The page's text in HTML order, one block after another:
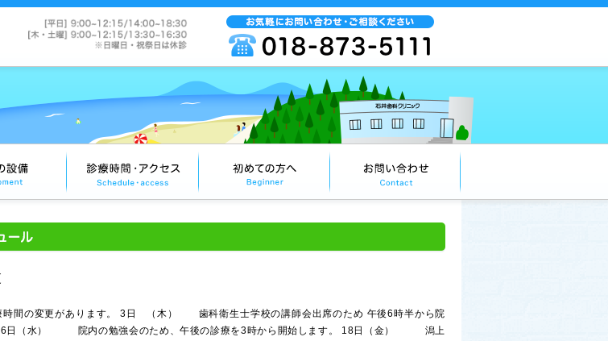
時間の変更があります。 3日 （木） 歯科衛生士学校の講師会出席のため 午後6時半から院
16日（水） 院内の勉強会のため、午後の診療を3時から開始します。 18日（金） 潟上